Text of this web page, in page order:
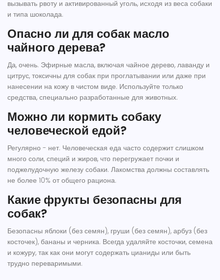
вызывать рвоту и активированный уголь, исходя из веса собаки
и типа шоколада.
Опасно ли для собак масло
чайного дерева?
Да, очень. Эфирные масла, включая чайное дерево, лаванду и
цитрус, токсичны для собак при проглатывании или даже при
нанесении на кожу в чистом виде. Используйте только
средства, специально разработанные для животных.
Можно ли кормить собаку
человеческой едой?
Регулярно - нет. Человеческая еда часто содержит слишком
много соли, специй и жиров, что перегружает почки и
поджелудочную железу собаки. Лакомства должны составлять
не более 10% от общего рациона.
Какие фрукты безопасны для
собак?
Безопасны яблоки (без семян), груши (без семян), арбуз (без
косточек), бананы и черника. Всегда удаляйте косточки, семена
и кожуру, так как они могут содержать цианиды или быть
трудно переваримыми.